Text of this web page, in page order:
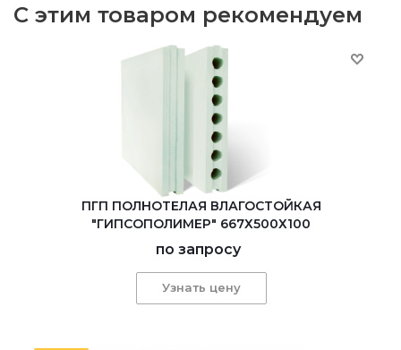
С этим товаром рекомендуем
ПГП ПОЛНОТЕЛАЯ ВЛАГОСТОЙКАЯ
"ГИПСОПОЛИМЕР" 667Х500Х100
по запросу
Узнать цену